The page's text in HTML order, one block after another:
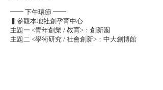
━━ 下午環節 ━━
▍參觀本地社創孕育中心
主題一 <青年創業 / 教育>：創新園
主題二 <學術研究 / 社會創新>：中大創博館